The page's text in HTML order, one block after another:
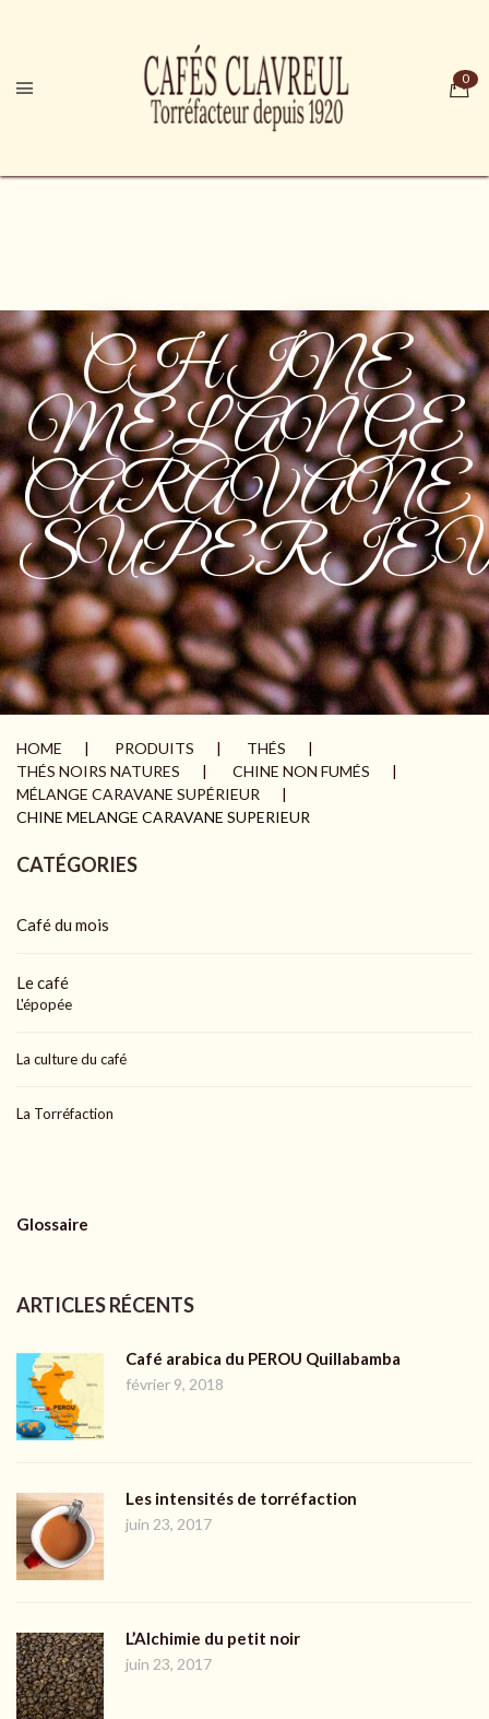
CHINE
MELANGE
CARAVANE
HOME PRODUITS
THÉS
THÉS NOIRS NATURES
CHINE NON FUMÉS
MÉLANGE CARAVANE SUPÉRIEUR
CHINE MELANGE CARAVANE SUPERIEUR
CATÉGORIES
Café du mois
Le café
L'épopée
La culture du café
La Torréfaction
Glossaire
ARTICLES RÉCENTS
Café arabica du PEROU Quillabamba
février 9, 2018
Les intensités de torréfaction
juin 23, 2017
L’Alchimie du petit noir
juin 23, 2017